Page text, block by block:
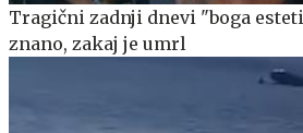
Tragični zadnji dnevi "boga
znano, zakaj je umrl